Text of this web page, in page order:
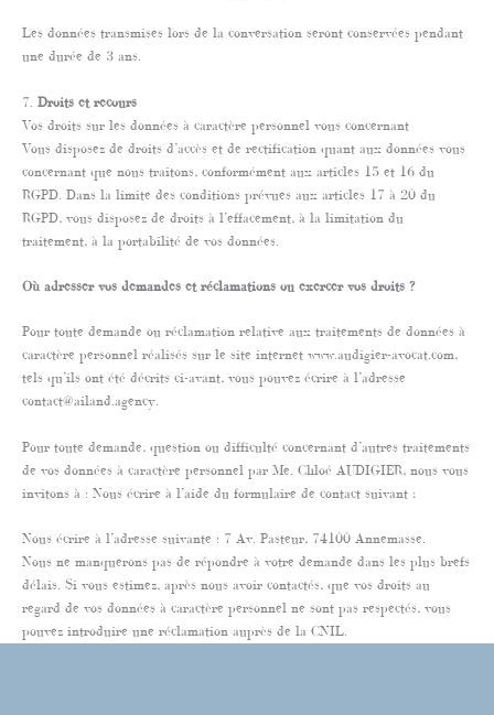
Les données transmises lors de la conversation seront conservées pendant
une durée de 3 ans.
7. Droits et recours
Vos droits sur les données à caractère personnel vous concernant
Vous disposez de droits d’accès et de rectification quant aux données vous
concernant que nous traitons, conformément aux articles 15 et 16 du
RGPD. Dans la limite des conditions prévues aux articles 17 à 20 du
RGPD, vous disposez de droits à l’effacement, à la limitation du
traitement, à la portabilité de vos données.
Où adresser vos demandes et réclamations ou exercer vos droits ?
Pour toute demande ou réclamation relative aux traitements de données à
caractère personnel réalisés sur le site internet www.audigier-avocat.com,
tels qu’ils ont été décrits ci-avant, vous pouvez écrire à l’adresse
contact@ailand.agency.
Pour toute demande, question ou difficulté concernant d’autres traitements
de vos données à caractère personnel par Me. Chloé AUDIGIER, nous vous
invitons à : Nous écrire à l’aide du formulaire de contact suivant ;
Nous écrire à l’adresse suivante : 7 Av. Pasteur, 74100 Annemasse.
Nous ne manquerons pas de répondre à votre demande dans les plus brefs
délais. Si vous estimez, après nous avoir contactés, que vos droits au
regard de vos données à caractère personnel ne sont pas respectés, vous
pouvez introduire une réclamation auprès de la CNIL.